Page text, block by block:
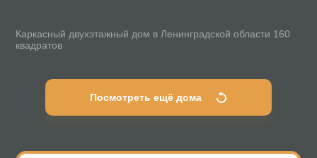
Каркасный двухэтажный дом в Ленинградской области 160
квадратов
Посмотреть ещё дома